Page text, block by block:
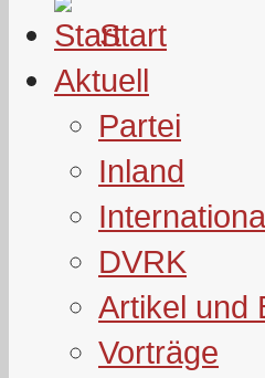
Start
Aktuell
Partei
Inland
DVRK
Artikel und
Vorträge